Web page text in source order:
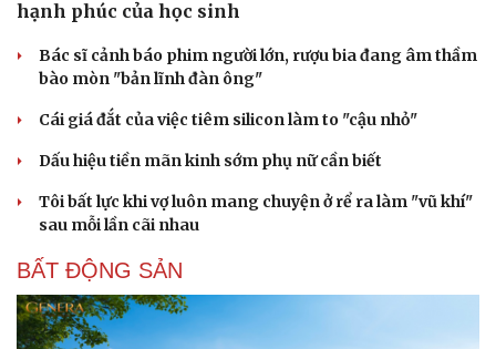
hạnh phúc của học sinh
Bác sĩ cảnh báo phim người lớn, rượu bia đang âm thầm
bào mòn "bản lĩnh đàn ông"
Cái giá đắt của việc tiêm silicon làm to "cậu nhỏ"
Dấu hiệu tiền mãn kinh sớm phụ nữ cần biết
Tôi bất lực khi vợ luôn mang chuyện ở rể ra làm "vũ khí"
sau mỗi lần cãi nhau
BẤT ĐỘNG SẢN